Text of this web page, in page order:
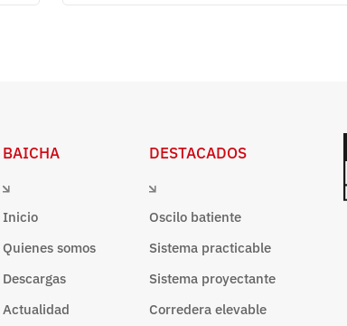
BAICHA
Inicio
Quienes somos
Descargas
Actualidad
DESTACADOS
Oscilo batiente
Sistema practicable
Sistema proyectante
Corredera elevable